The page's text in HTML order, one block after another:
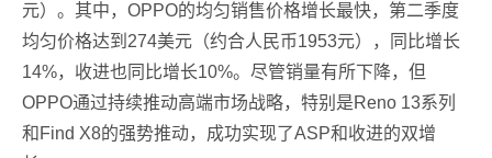
元）。其中，OPPO的均匀销售价格增长最快，第二季度
均匀价格达到274美元（约合人民币1953元），同比增长
14%，收进也同比增长10%。尽管销量有所下降，但
OPPO通过持续推动高端市场战略，特别是Reno 13系列
和Find X8的强势推动，成功实现了ASP和收进的双增